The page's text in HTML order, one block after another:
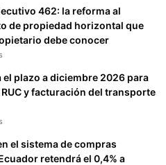
462: la reforma al
de propiedad horizontal que
debe conocer
el plazo a diciembre 2026 para
y facturación del transporte
el sistema de compras
retendrá el 0,4% a